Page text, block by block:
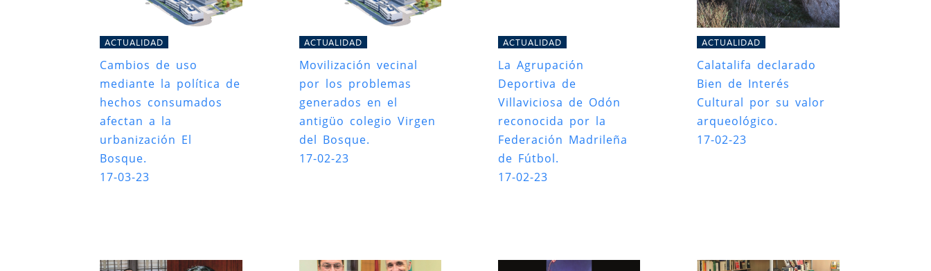
ACTUALIDAD
Cambios de uso
mediante la política de
hechos consumados
afectan a la
urbanización El
Bosque.
17-03-23
ACTUALIDAD
Movilización vecinal
por los problemas
generados en el
antigüo colegio Virgen
del Bosque.
17-02-23
ACTUALIDAD
La Agrupación
Deportiva de
Villaviciosa de Odón
reconocida por la
Federación Madrileña
de Fútbol.
17-02-23
ACTUALIDAD
Calatalifa declarado
Bien de Interés
Cultural por su valor
arqueológico.
17-02-23